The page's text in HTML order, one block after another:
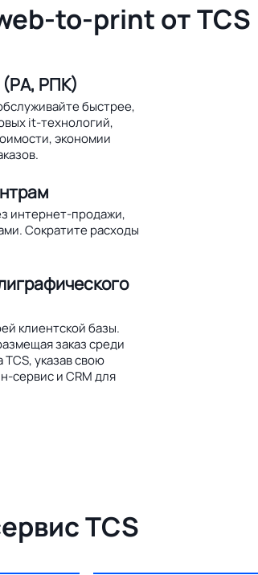
to-print от TCS
(РА, РПК)
быстрее,
it-технологий,
экономии
интернет-продажи,
Сократите расходы
клиентской базы.
заказ среди
указав свою
сервис и CRM для
TCS